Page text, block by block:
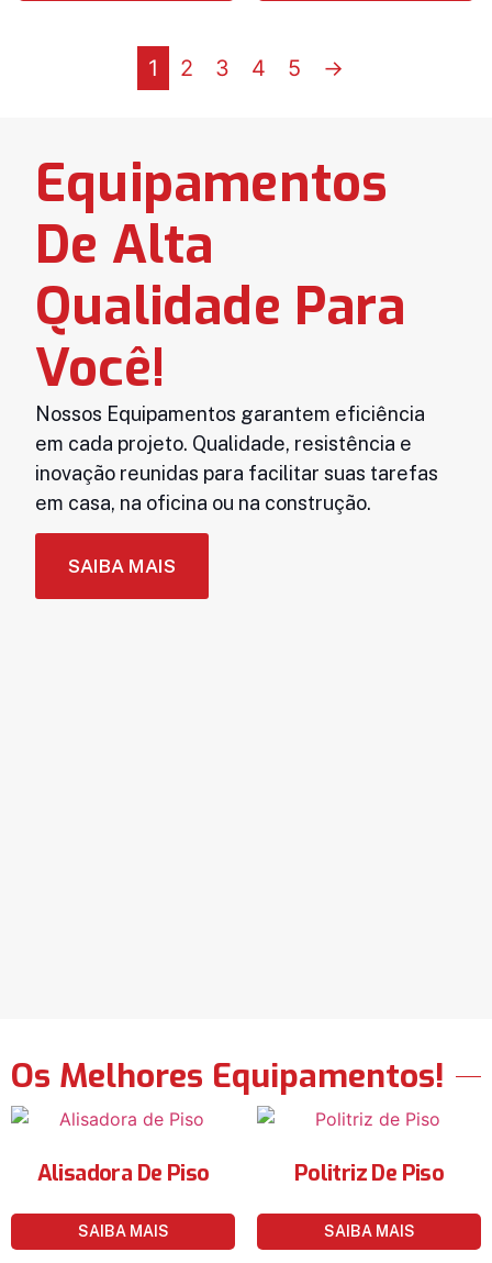
1 2 3 4 5 →
Equipamentos
De Alta
Qualidade Para
Você!
Nossos Equipamentos garantem eficiência
em cada projeto. Qualidade, resistência e
inovação reunidas para facilitar suas tarefas
em casa, na oficina ou na construção.
SAIBA MAIS
Os Melhores Equipamentos!
Alisadora De Piso
SAIBA MAIS
Politriz De Piso
SAIBA MAIS